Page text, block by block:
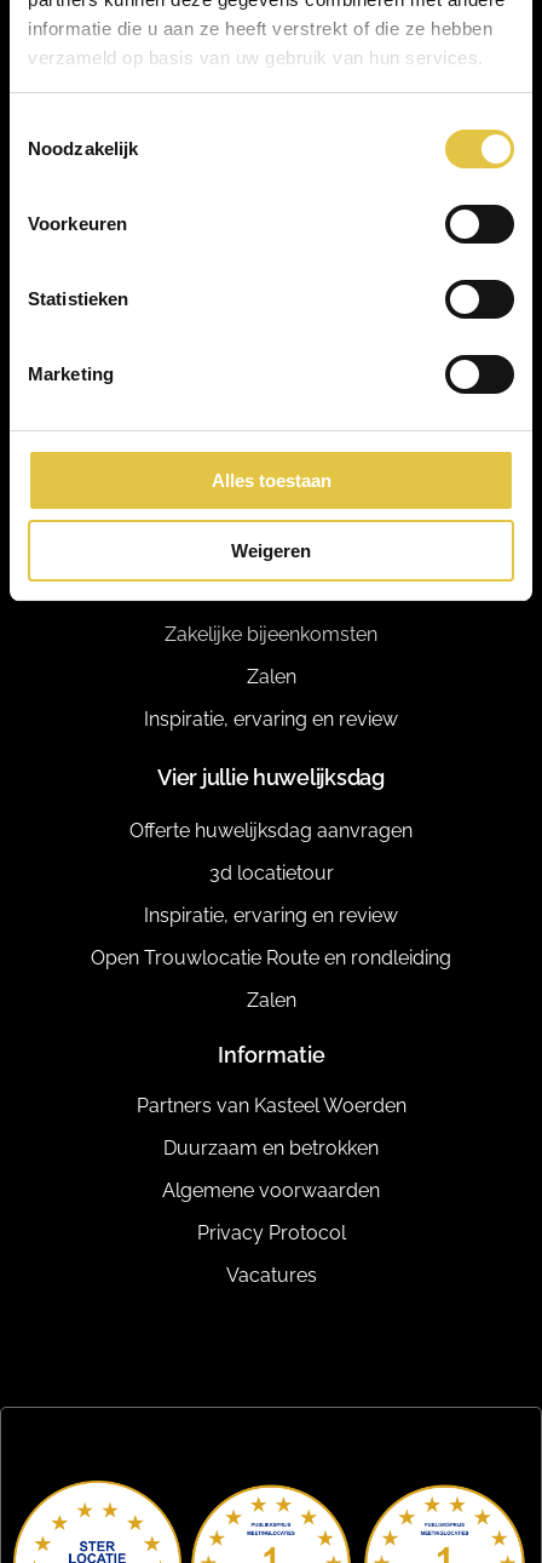
informatie die u aan ze heeft verstrekt of die ze hebben
verzameld op basis van uw gebruik van hun services.
Noodzakelijk
Voorkeuren
Statistieken
Marketing
Alles toestaan
Weigeren
Scan QR voor route
0348 436000
Plan je zakelijke bijeenkomst
Offerte Zakelijke bijeenkomst
Zakelijke bijeenkomsten
Zalen
Inspiratie, ervaring en review
Vier jullie huwelijksdag
Offerte huwelijksdag aanvragen
3d locatietour
Inspiratie, ervaring en review
Open Trouwlocatie Route en rondleiding
Zalen
Informatie
Partners van Kasteel Woerden
Duurzaam en betrokken
Algemene voorwaarden
Privacy Protocol
Vacatures